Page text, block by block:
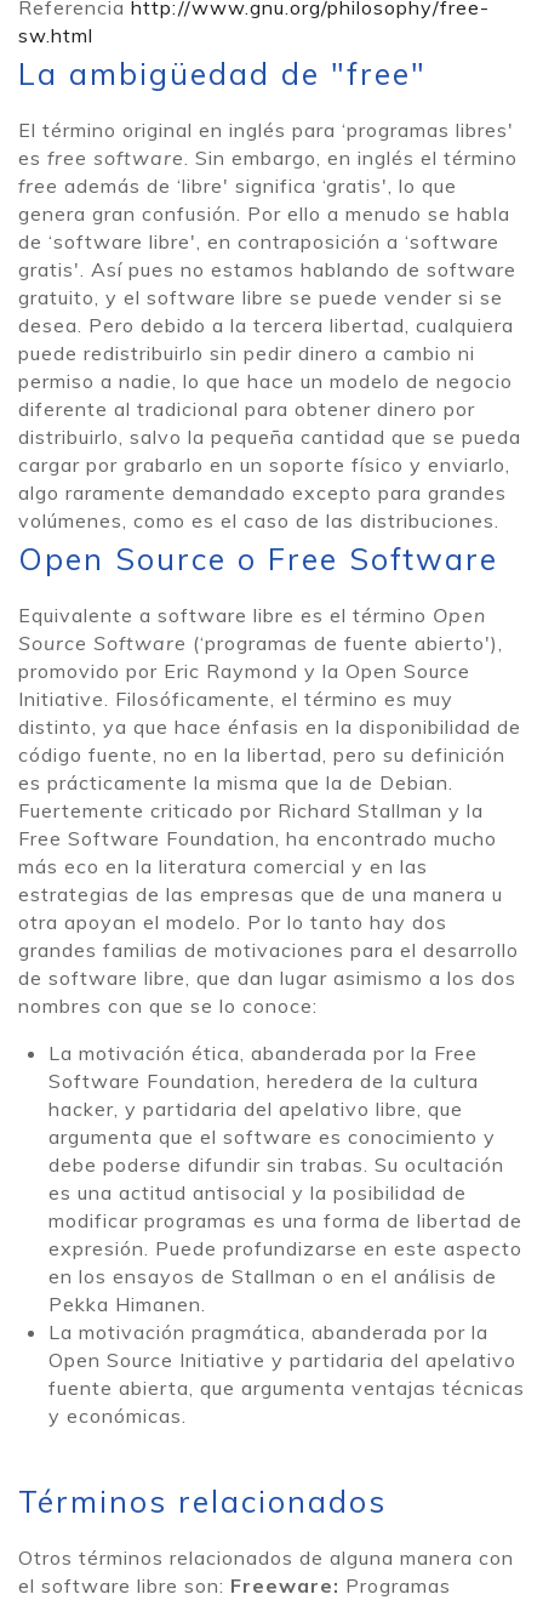
Referencia http://www.gnu.org/philosophy/free-
sw.html
La ambigüedad de "free"
El término original en inglés para ‘programas libres'
es free software. Sin embargo, en inglés el término
free además de ‘libre' significa ‘gratis', lo que
genera gran confusión. Por ello a menudo se habla
de ‘software libre', en contraposición a ‘software
gratis'. Así pues no estamos hablando de software
gratuito, y el software libre se puede vender si se
desea. Pero debido a la tercera libertad, cualquiera
puede redistribuirlo sin pedir dinero a cambio ni
permiso a nadie, lo que hace un modelo de negocio
diferente al tradicional para obtener dinero por
distribuirlo, salvo la pequeña cantidad que se pueda
cargar por grabarlo en un soporte físico y enviarlo,
algo raramente demandado excepto para grandes
volúmenes, como es el caso de las distribuciones.
Open Source o Free Software
Equivalente a software libre es el término Open
Source Software (‘programas de fuente abierto'),
promovido por Eric Raymond y la Open Source
Initiative. Filosóficamente, el término es muy
distinto, ya que hace énfasis en la disponibilidad de
código fuente, no en la libertad, pero su definición
es prácticamente la misma que la de Debian.
Fuertemente criticado por Richard Stallman y la
Free Software Foundation, ha encontrado mucho
más eco en la literatura comercial y en las
estrategias de las empresas que de una manera u
otra apoyan el modelo. Por lo tanto hay dos
grandes familias de motivaciones para el desarrollo
de software libre, que dan lugar asimismo a los dos
nombres con que se lo conoce:
La motivación ética, abanderada por la Free
Software Foundation, heredera de la cultura
hacker, y partidaria del apelativo libre, que
argumenta que el software es conocimiento y
debe poderse difundir sin trabas. Su ocultación
es una actitud antisocial y la posibilidad de
modificar programas es una forma de libertad de
expresión. Puede profundizarse en este aspecto
en los ensayos de Stallman o en el análisis de
Pekka Himanen.
La motivación pragmática, abanderada por la
Open Source Initiative y partidaria del apelativo
fuente abierta, que argumenta ventajas técnicas
y económicas.
Términos relacionados
Otros términos relacionados de alguna manera con
el software libre son: Freeware: Programas